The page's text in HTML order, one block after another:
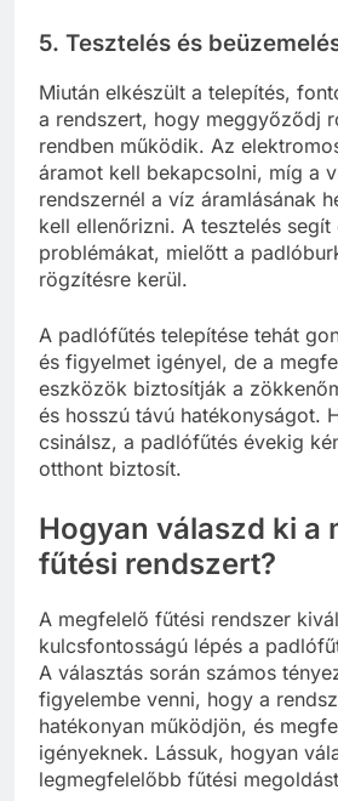
5. Tesztelés és
Miután elkészült a telepítés,
a rendszert, hogy meggyőződj
rendben működik. Az
áramot kell bekapcsolni, míg a
rendszernél a víz áramlásának
kell ellenőrizni. A tesztelés segít
problémákat, mielőtt a
rögzítésre kerül.
A padlófűtés telepítése tehát
és figyelmet igényel, de a
eszközök biztosítják a
és hosszú távú hatékonyságot.
csinálsz, a padlófűtés évekig
otthont biztosít.
Hogyan válaszd ki a
fűtési rendszert?
A megfelelő fűtési rendszer
kulcsfontosságú lépés a
A választás során számos
figyelembe venni, hogy a
hatékonyan működjön, és
igényeknek. Lássuk, hogyan
legmegfelelőbb fűtési